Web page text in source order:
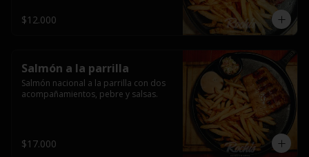
$12.000
Salmón a la parrilla
Salmón nacional a la parrilla con dos
acompañamientos, pebre y salsas.
$17.000